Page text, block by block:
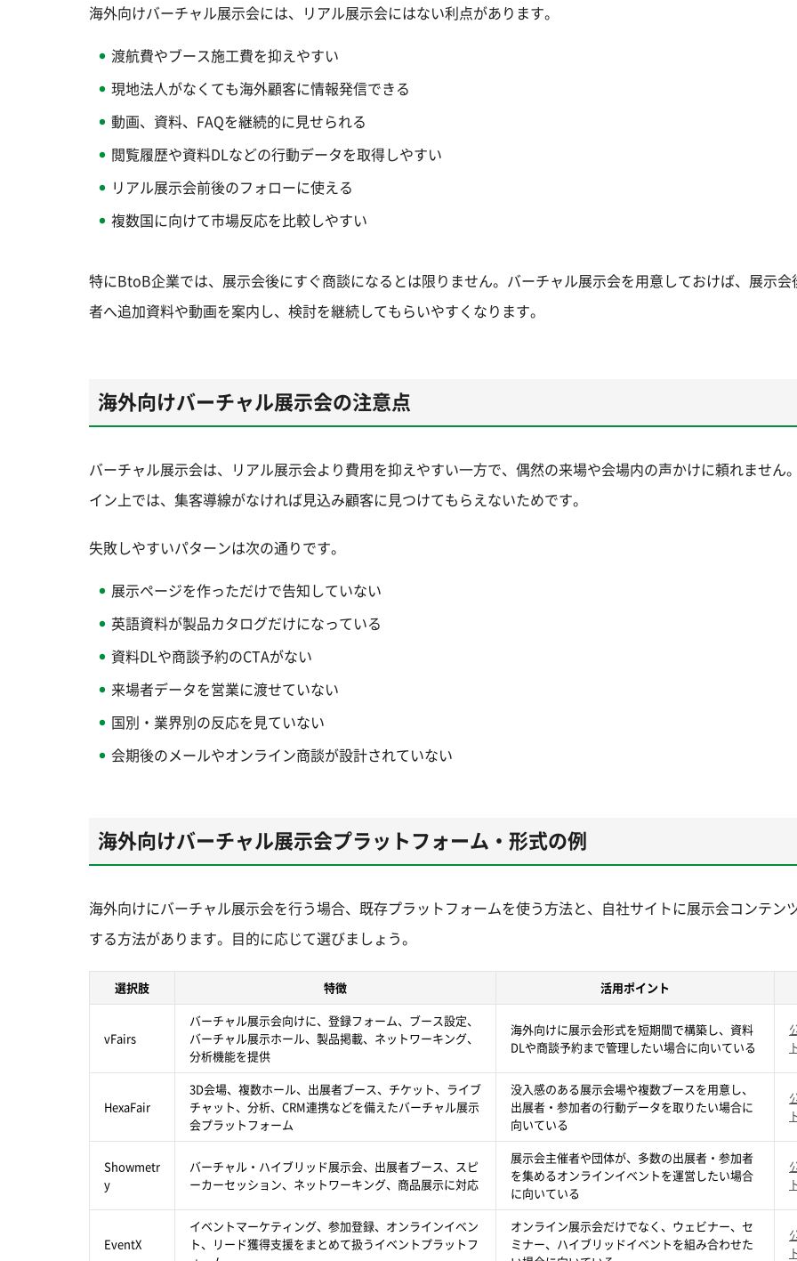
海外向けバーチャル展示会には、リアル展示会にはない利点があります。
渡航費やブース施工費を抑えやすい
現地法人がなくても海外顧客に情報発信できる
動画、資料、FAQを継続的に見せられる
閲覧履歴や資料DLなどの行動データを取得しやすい
リアル展示会前後のフォローに使える
複数国に向けて市場反応を比較しやすい
特にBtoB企業では、展示会後にすぐ商談になるとは限りません。バーチャル展示会を用意しておけば、展示会
者へ追加資料や動画を案内し、検討を継続してもらいやすくなります。
海外向けバーチャル展示会の注意点
バーチャル展示会は、リアル展示会より費用を抑えやすい一方で、偶然の来場や会場内の声かけに頼れません
イン上では、集客導線がなければ見込み顧客に見つけてもらえないためです。
失敗しやすいパターンは次の通りです。
展示ページを作っただけで告知していない
英語資料が製品カタログだけになっている
資料DLや商談予約のCTAがない
来場者データを営業に渡せていない
国別・業界別の反応を見ていない
会期後のメールやオンライン商談が設計されていない
海外向けバーチャル展示会プラットフォーム・形式の例
海外向けにバーチャル展示会を行う場合、既存プラットフォームを使う方法と、自社サイトに展示会コンテン
する方法があります。目的に応じて選びましょう。
選択肢 特徴 活用ポイント
vFairs
バーチャル展示会向けに、登録フォーム、ブース設定、
バーチャル展示ホール、製品掲載、ネットワーキング、
分析機能を提供
海外向けに展示会形式を短期間で構築し、資料
DLや商談予約まで管理したい場合に向いている
HexaFair
3D会場、複数ホール、出展者ブース、チケット、ライブ
チャット、分析、CRM連携などを備えたバーチャル展示
会プラットフォーム
没入感のある展示会場や複数ブースを用意し、
出展者・参加者の行動データを取りたい場合に
向いている
Showmetr
y
バーチャル・ハイブリッド展示会、出展者ブース、スピ
ーカーセッション、ネットワーキング、商品展示に対応
展示会主催者や団体が、多数の出展者・参加者
を集めるオンラインイベントを運営したい場合
に向いている
EventX
イベントマーケティング、参加登録、オンラインイベン
ト、リード獲得支援をまとめて扱うイベントプラットフ
オンライン展示会だけでなく、ウェビナー、セ
ミナー、ハイブリッドイベントを組み合わせた